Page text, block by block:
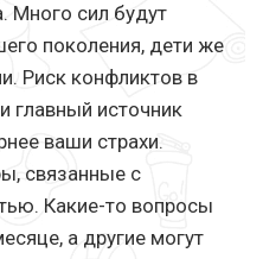
Много сил будут
поколения, дети же
Риск конфликтов в
главный источник
ваши страхи.
связанные с
Какие-то вопросы
а другие могут